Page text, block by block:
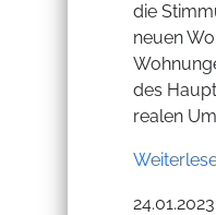
die
neuen
des
realen